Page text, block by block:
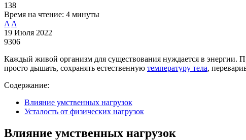
138
Время на чтение: 4 минуты
A A
19 Июля 2022
9306
Каждый живой организм для существования нуждается в энергии.
просто дышать, сохранять естественную температуру тела,
Содержание:
Влияние умственных нагрузок
Усталость от физических нагрузок
Влияние умственных нагрузок